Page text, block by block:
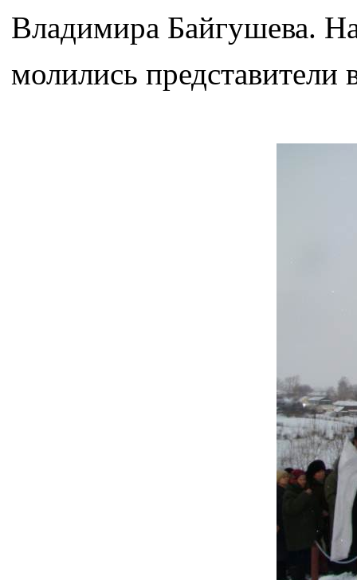
Владимира Байгушева.
молились представители